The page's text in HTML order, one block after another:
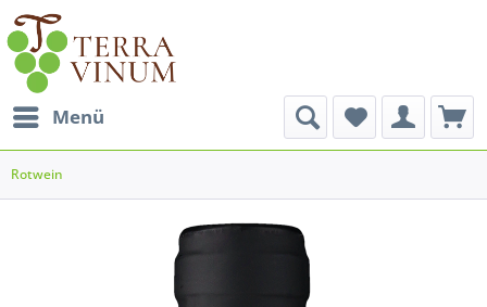
Menü
Rotwein